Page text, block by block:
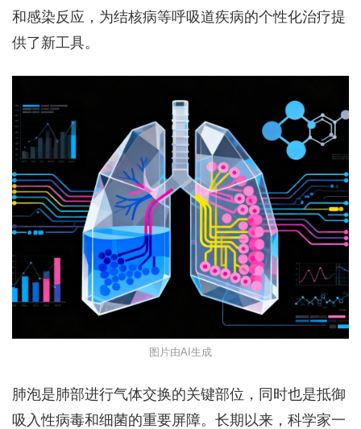
和感染反应，为结核病等呼吸道疾病的个性化治疗提
供了新工具。
图片由AI生成
肺泡是肺部进行气体交换的关键部位，同时也是抵御
吸入性病毒和细菌的重要屏障。长期以来，科学家一